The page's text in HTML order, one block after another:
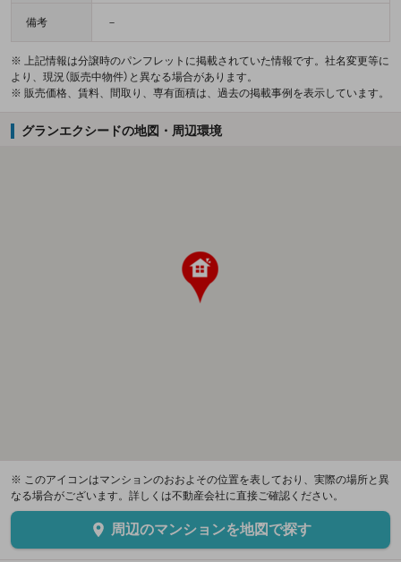
備考 －
※ 上記情報は分譲時のパンフレットに掲載されていた情報です。社名変更等に
より、現況（販売中物件）と異なる場合があります。
※ 販売価格、賃料、間取り、専有面積は、過去の掲載事例を表示しています。
グランエクシードの地図・周辺環境
※ このアイコンはマンションのおおよその位置を表しており、実際の場所と異
なる場合がございます。詳しくは不動産会社に直接ご確認ください。
周辺のマンションを地図で探す